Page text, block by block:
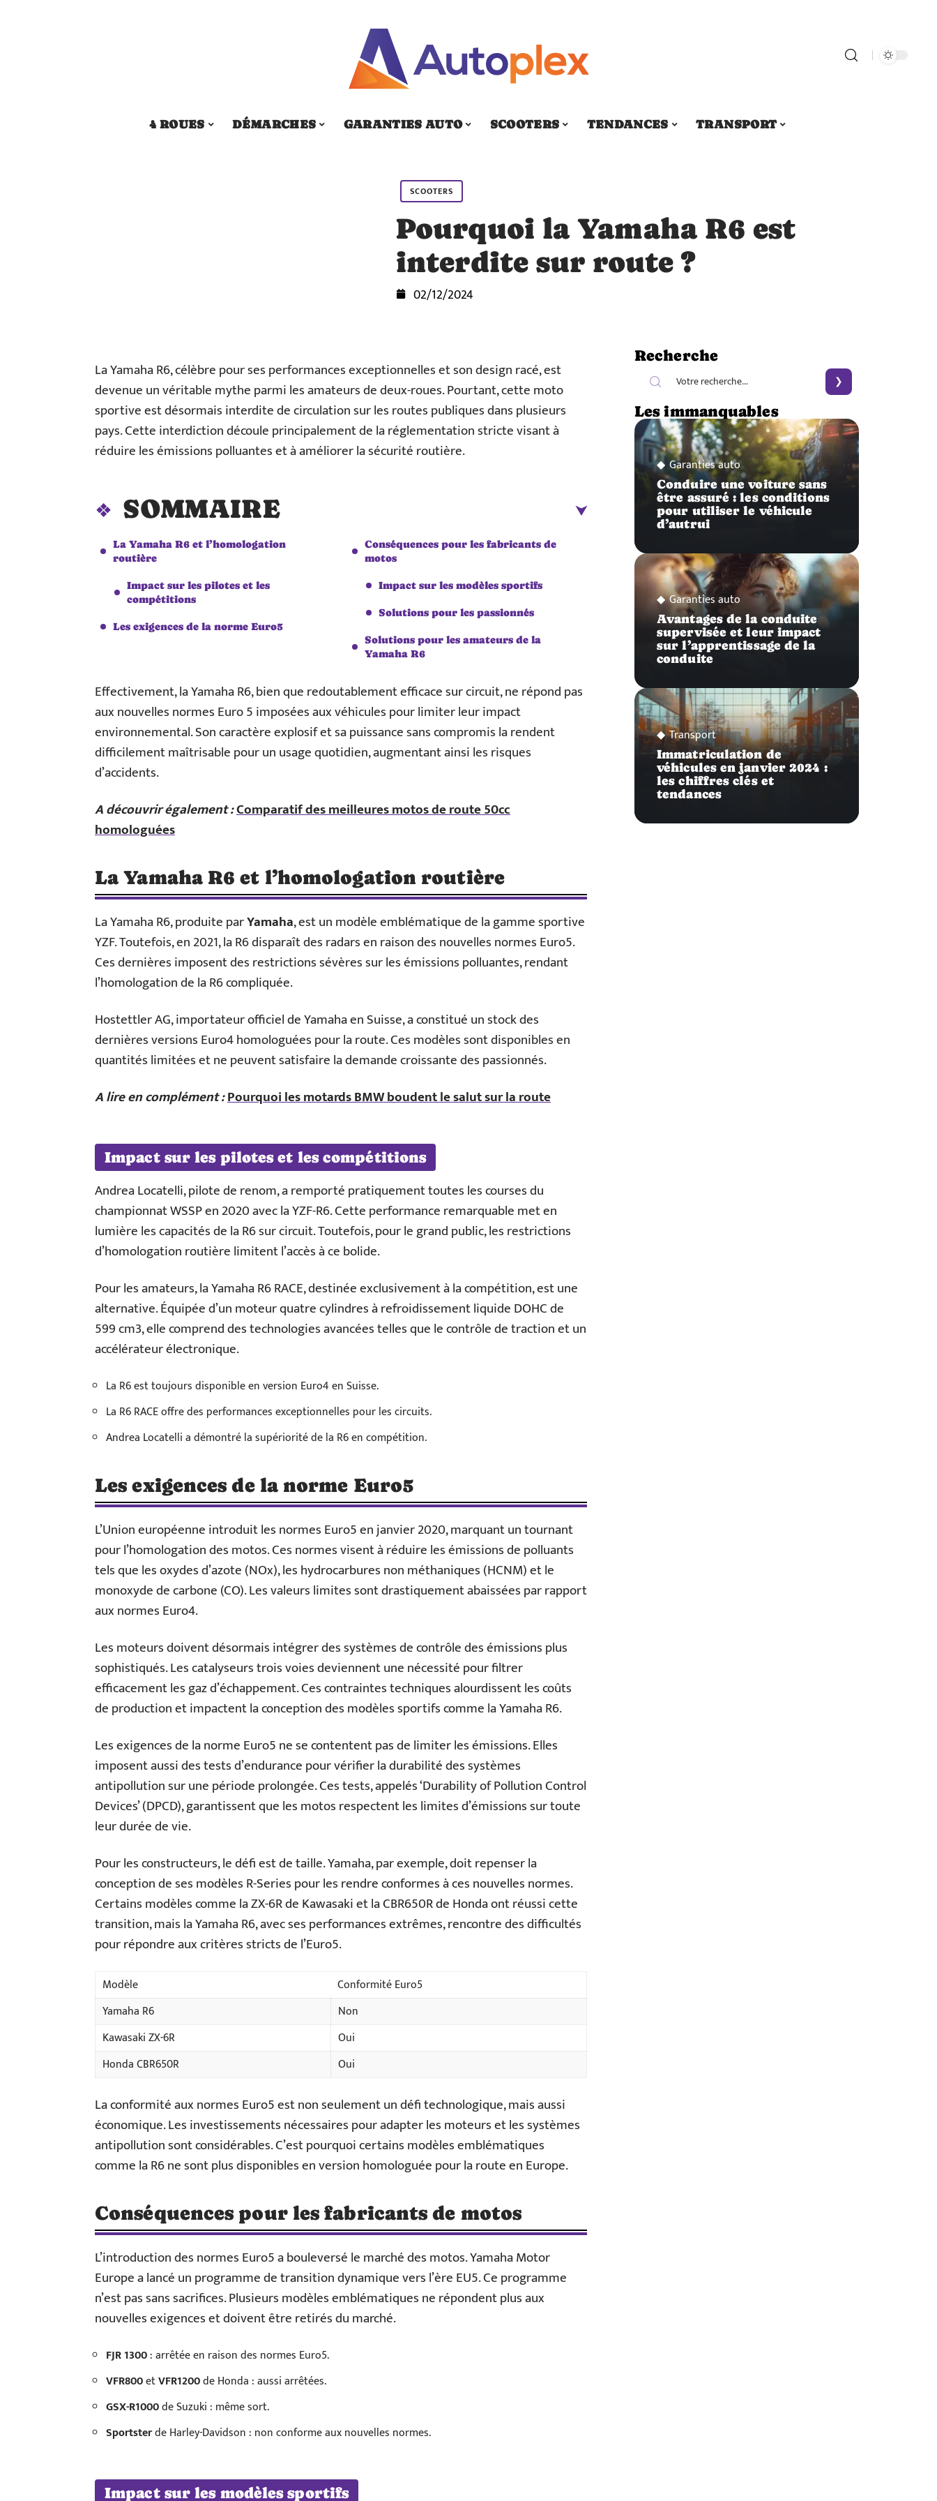
4 ROUES DÉMARCHES GARANTIES AUTO SCOOTERS TENDANCES TRANSPORT
SCOOTERS
Pourquoi la Yamaha R6 est
interdite sur route ?
02/12/2024
La Yamaha R6, célèbre pour ses performances exceptionnelles et son design racé, est
devenue un véritable mythe parmi les amateurs de deux-roues. Pourtant, cette moto
sportive est désormais interdite de circulation sur les routes publiques dans plusieurs
pays. Cette interdiction découle principalement de la réglementation stricte visant à
réduire les émissions polluantes et à améliorer la sécurité routière.
SOMMAIRE
La Yamaha R6 et l’homologation
routière
Impact sur les pilotes et les
compétitions
Les exigences de la norme Euro5
Conséquences pour les fabricants de
motos
Impact sur les modèles sportifs
Solutions pour les passionnés
Solutions pour les amateurs de la
Yamaha R6
Effectivement, la Yamaha R6, bien que redoutablement efficace sur circuit, ne répond pas
aux nouvelles normes Euro 5 imposées aux véhicules pour limiter leur impact
environnemental. Son caractère explosif et sa puissance sans compromis la rendent
difficilement maîtrisable pour un usage quotidien, augmentant ainsi les risques
d’accidents.
A découvrir également :Comparatif des meilleures motos de route 50cc
homologuées
La Yamaha R6 et l’homologation routière
La Yamaha R6, produite parYamaha, est un modèle emblématique de la gamme sportive
YZF. Toutefois, en 2021, la R6 disparaît des radars en raison des nouvelles normes Euro5.
Ces dernières imposent des restrictions sévères sur les émissions polluantes, rendant
l’homologation de la R6 compliquée.
Hostettler AG, importateur officiel de Yamaha en Suisse, a constitué un stock des
dernières versions Euro4 homologuées pour la route. Ces modèles sont disponibles en
quantités limitées et ne peuvent satisfaire la demande croissante des passionnés.
A lire en complément :Pourquoi les motards BMW boudent le salut sur la route
Impact sur les pilotes et les compétitions
Andrea Locatelli, pilote de renom, a remporté pratiquement toutes les courses du
championnat WSSP en 2020 avec la YZF-R6. Cette performance remarquable met en
lumière les capacités de la R6 sur circuit. Toutefois, pour le grand public, les restrictions
d’homologation routière limitent l’accès à ce bolide.
Pour les amateurs, la Yamaha R6 RACE, destinée exclusivement à la compétition, est une
alternative. Équipée d’un moteur quatre cylindres à refroidissement liquide DOHC de
599 cm3, elle comprend des technologies avancées telles que le contrôle de traction et un
accélérateur électronique.
La R6 est toujours disponible en version Euro4 en Suisse.
La R6 RACE offre des performances exceptionnelles pour les circuits.
Andrea Locatelli a démontré la supériorité de la R6 en compétition.
Les exigences de la norme Euro5
L’Union européenne introduit les normes Euro5 en janvier 2020, marquant un tournant
pour l’homologation des motos. Ces normes visent à réduire les émissions de polluants
tels que les oxydes d’azote (NOx), les hydrocarbures non méthaniques (HCNM) et le
monoxyde de carbone (CO). Les valeurs limites sont drastiquement abaissées par rapport
aux normes Euro4.
Les moteurs doivent désormais intégrer des systèmes de contrôle des émissions plus
sophistiqués. Les catalyseurs trois voies deviennent une nécessité pour filtrer
efficacement les gaz d’échappement. Ces contraintes techniques alourdissent les coûts
de production et impactent la conception des modèles sportifs comme la Yamaha R6.
Les exigences de la norme Euro5 ne se contentent pas de limiter les émissions. Elles
imposent aussi des tests d’endurance pour vérifier la durabilité des systèmes
antipollution sur une période prolongée. Ces tests, appelés ‘Durability of Pollution Control
Devices’ (DPCD), garantissent que les motos respectent les limites d’émissions sur toute
leur durée de vie.
Pour les constructeurs, le défi est de taille. Yamaha, par exemple, doit repenser la
conception de ses modèles R-Series pour les rendre conformes à ces nouvelles normes.
Certains modèles comme la ZX-6R de Kawasaki et la CBR650R de Honda ont réussi cette
transition, mais la Yamaha R6, avec ses performances extrêmes, rencontre des difficultés
pour répondre aux critères stricts de l’Euro5.
Modèle
Conformité Euro5
Yamaha R6
Non
Kawasaki ZX-6R
Oui
Honda CBR650R
Oui
La conformité aux normes Euro5 est non seulement un défi technologique, mais aussi
économique. Les investissements nécessaires pour adapter les moteurs et les systèmes
antipollution sont considérables. C’est pourquoi certains modèles emblématiques
comme la R6 ne sont plus disponibles en version homologuée pour la route en Europe.
Conséquences pour les fabricants de motos
L’introduction des normes Euro5 a bouleversé le marché des motos. Yamaha Motor
Europe a lancé un programme de transition dynamique vers l’ère EU5. Ce programme
n’est pas sans sacrifices. Plusieurs modèles emblématiques ne répondent plus aux
nouvelles exigences et doivent être retirés du marché.
FJR 1300: arrêtée en raison des normes Euro5.
VFR800etVFR1200de Honda : aussi arrêtées.
GSX-R1000de Suzuki : même sort.
Sportsterde Harley-Davidson : non conforme aux nouvelles normes.
Impact sur les modèles sportifs
Recherche
Les immanquables
Garanties auto
Conduire une voiture sans
être assuré : les conditions
pour utiliser le véhicule
d’autrui
Garanties auto
Avantages de la conduite
supervisée et leur impact
sur l’apprentissage de la
conduite
Transport
Immatriculation de
véhicules en janvier 2024 :
les chiffres clés et
tendances